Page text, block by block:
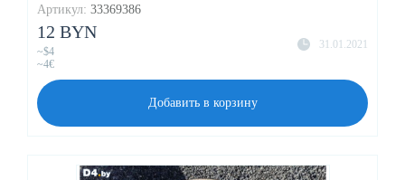
Артикул: 33369386
31.01.2021
12 BYN
~$4
~4€
Добавить в корзину